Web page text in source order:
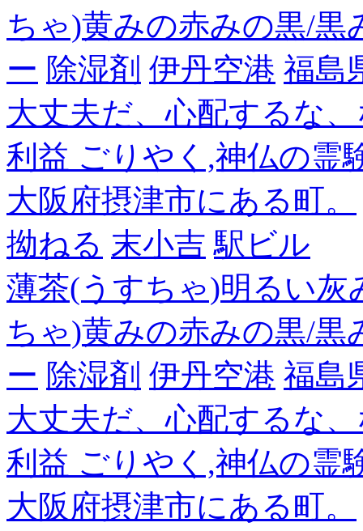
ちゃ)黄みの赤みの黒/黒
ー 除湿剤 伊丹空港 福島
大丈夫だ、心配するな
利益 ごりやく,神仏の霊
大阪府摂津市にある町。
拗ねる 末小吉 駅ビル
薄茶(うすちゃ)明るい灰
ちゃ)黄みの赤みの黒/黒
ー 除湿剤 伊丹空港 福島
大丈夫だ、心配するな
利益 ごりやく,神仏の霊
大阪府摂津市にある町。